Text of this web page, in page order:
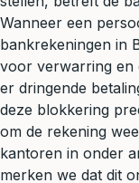
Wanneer een
bankrekeningen in
voor verwarring en
er dringende
deze blokkering
om de rekening
kantoren in onder
merken we dat dit